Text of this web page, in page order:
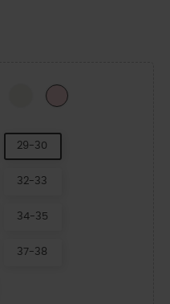
Pink Milk
29-30
32-33
34-35
37-38